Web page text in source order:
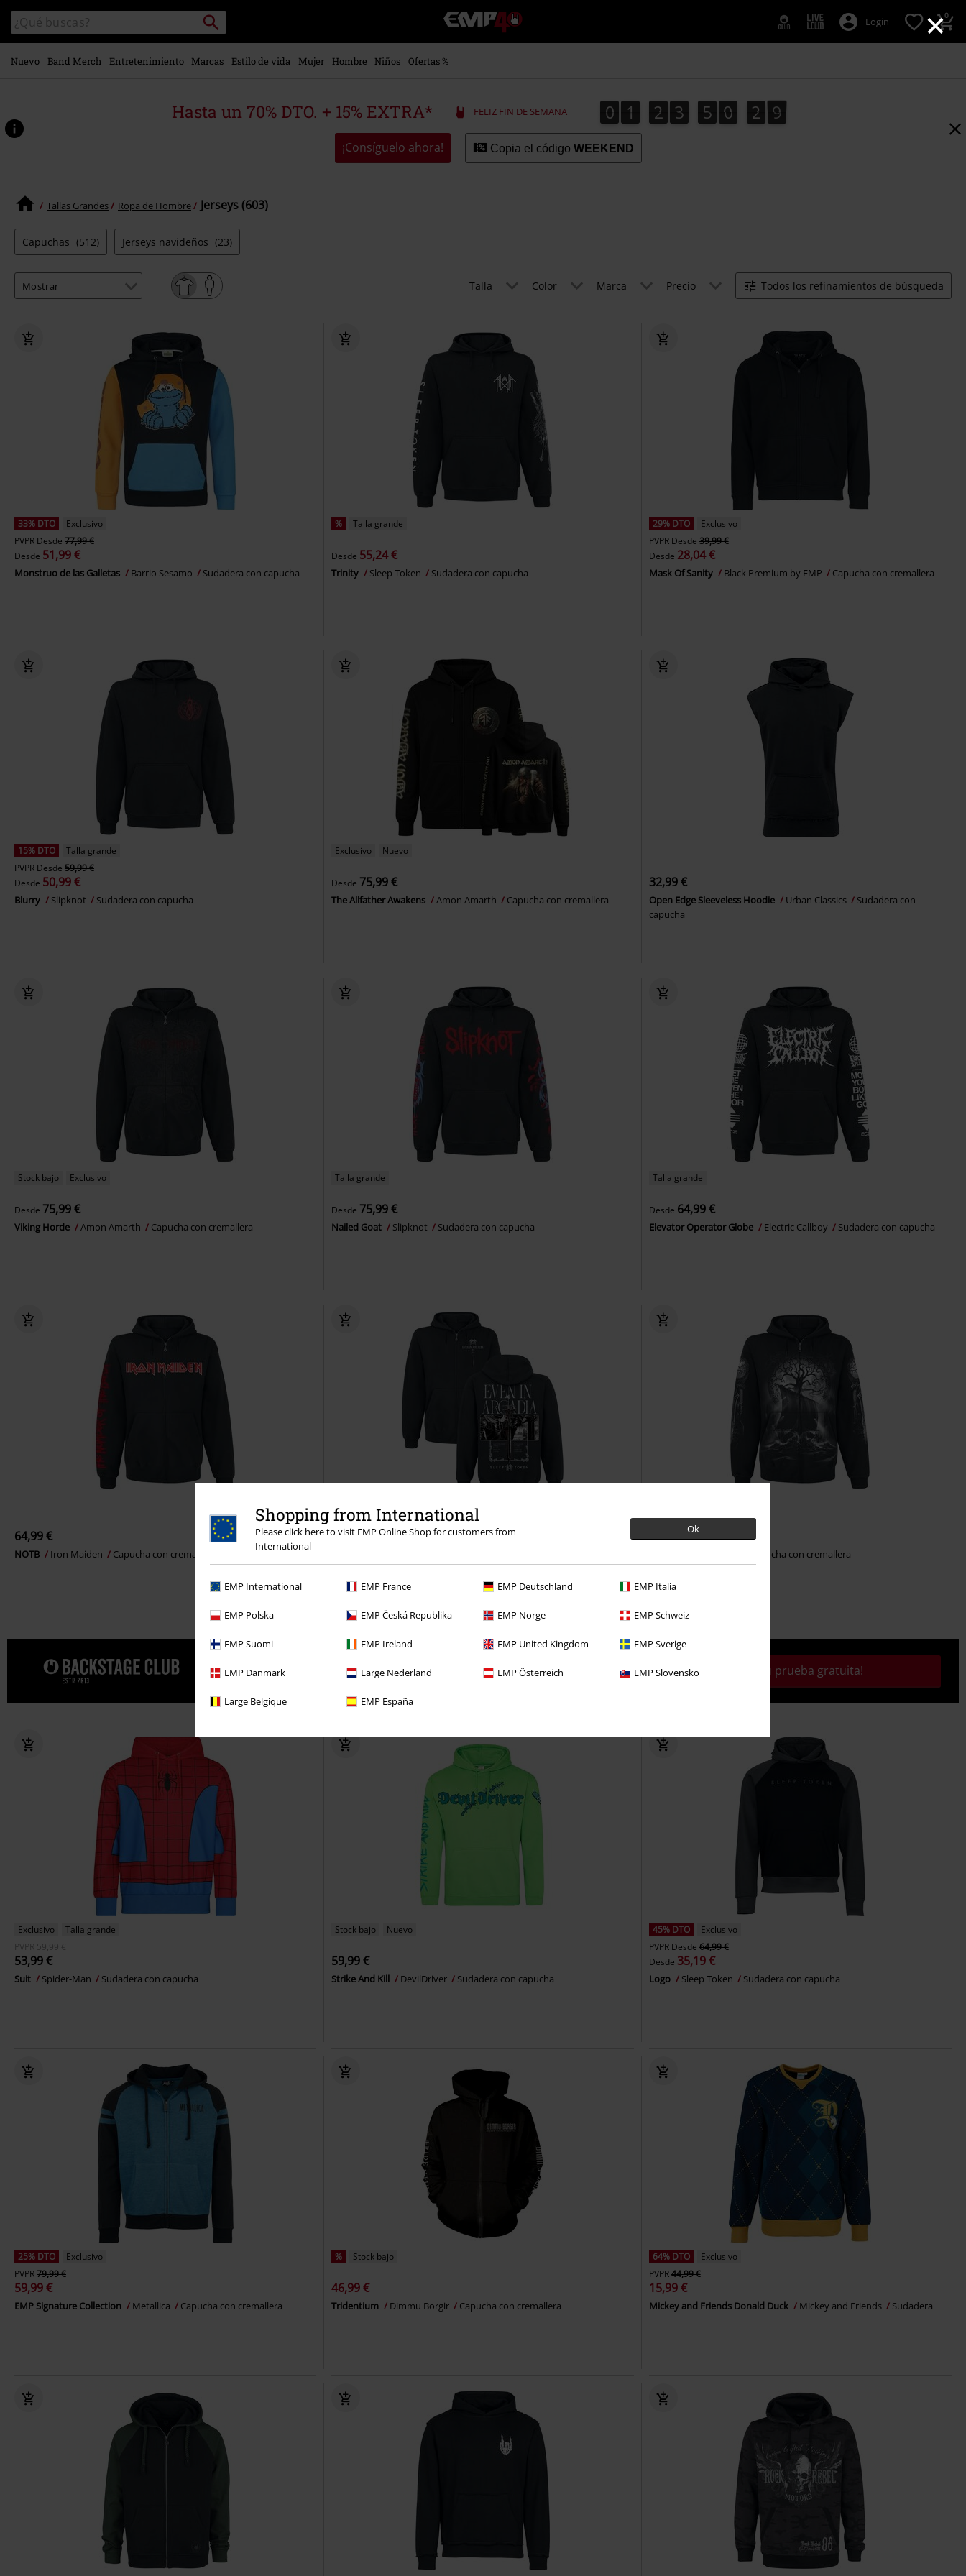
×
Shopping from International
Please click here to visit EMP Online Shop for customers from
International
Ok
EMP International EMP France EMP Deutschland EMP Italia
EMP Polska EMP Česká Republika EMP Norge EMP Schweiz
EMP Suomi EMP Ireland EMP United Kingdom EMP Sverige
EMP Danmark Large Nederland EMP Österreich EMP Slovensko
Large Belgique EMP España
contenido
principal
Buscar
en
el
catálogo
Buscar
EMP
-
Música,
Merch
Ropa
Alternativa
Login 0
Nuevo Band Merch Entretenimiento Marcas Estilo de vida Mujer Hombre Niños Ofertas %
Hasta un 70% DTO. + 15% EXTRA* FELIZ FIN DE SEMANA 0
0 1
1 2
2 3
3 5
5 0
0 2
3
2 7
8
7
9
8
¡Consíguelo ahora! Copia el código WEEKEND
Tallas Grandes Ropa de Hombre Jerseys (603)
Capuchas (512) Jerseys navideños (23)
Talla Color Marca Precio Todos los refinamientos de búsqueda
33% DTO
Exclusivo
PVPR Desde 77,99 €
Desde 51,99 €
Monstruo de las Galletas Barrio Sesamo Sudadera con capucha
% Talla grande
Desde 55,24 €
Trinity Sleep Token Sudadera con capucha
29% DTO
Exclusivo
PVPR Desde 39,99 €
Desde 28,04 €
Mask Of Sanity Black Premium by EMP Capucha con cremallera
15% DTO
Talla grande
PVPR Desde 59,99 €
Desde 50,99 €
Blurry Slipknot Sudadera con capucha
Exclusivo Nuevo
Desde 75,99 €
The Allfather Awakens Amon Amarth Capucha con cremallera
32,99 €
Open Edge Sleeveless Hoodie Urban Classics
Sudadera con
capucha
Stock bajo Exclusivo
Desde 75,99 €
Viking Horde Amon Amarth Capucha con cremallera
Talla grande
Desde 75,99 €
Nailed Goat Slipknot Sudadera con capucha
Talla grande
Desde 64,99 €
Elevator Operator Globe Electric Callboy Sudadera con capucha
64,99 €
NOTB Iron Maiden Capucha con cremallera
Desde64,99 € Desde62,99 €
Capucha con cremallera
CLUB.
¡Activa tu prueba gratuita!
Exclusivo
Talla grande
PVPR
59,99 €
53,99 €
Suit Spider-Man Sudadera con capucha
Stock bajo Nuevo
59,99 €
Strike And Kill DevilDriver Sudadera con capucha
45% DTO
Exclusivo
PVPR Desde 64,99 €
Desde 35,19 €
Logo Sleep Token Sudadera con capucha
25% DTO
Exclusivo
PVPR79,99 €
59,99 €
EMP Signature Collection Metallica Capucha con cremallera
% Stock bajo
46,99 €
Tridentium Dimmu Borgir Capucha con cremallera
64% DTO
Exclusivo
PVPR44,99 €
15,99 €
Mickey and Friends Donald Duck Mickey and Friends Sudadera